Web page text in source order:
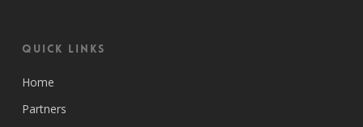
Quick Links
Home
Partners